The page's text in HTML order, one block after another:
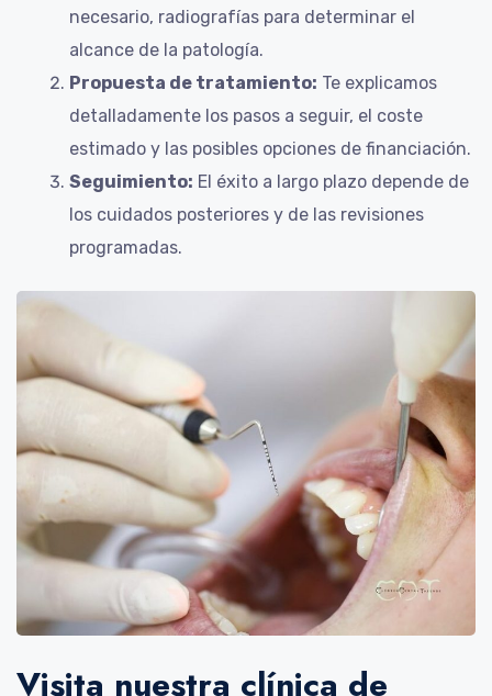
necesario, radiografías para determinar el
alcance de la patología.
Propuesta de tratamiento: Te explicamos
detalladamente los pasos a seguir, el coste
estimado y las posibles opciones de financiación.
Seguimiento: El éxito a largo plazo depende de
los cuidados posteriores y de las revisiones
programadas.
Visita nuestra clínica de